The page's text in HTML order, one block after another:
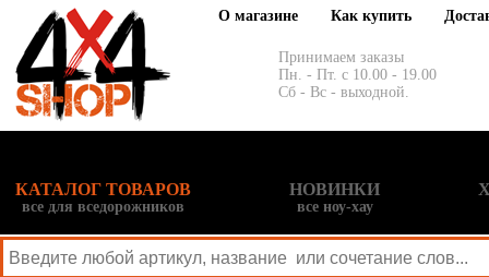
О магазине Как купить
Принимаем заказы
Пн. - Пт. с 10.00 - 19.00
Сб - Вс - выходной.
КАТАЛОГ ТОВАРОВ
все для вседорожников
НОВИНКИ
все ноу-хау